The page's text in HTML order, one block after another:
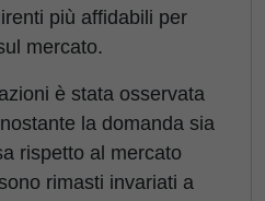
più affidabili per
mercato.
è stata osservata
la domanda sia
rispetto al mercato
rimasti invariati a